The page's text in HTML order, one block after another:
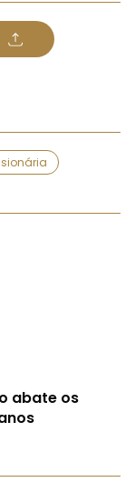
abate os